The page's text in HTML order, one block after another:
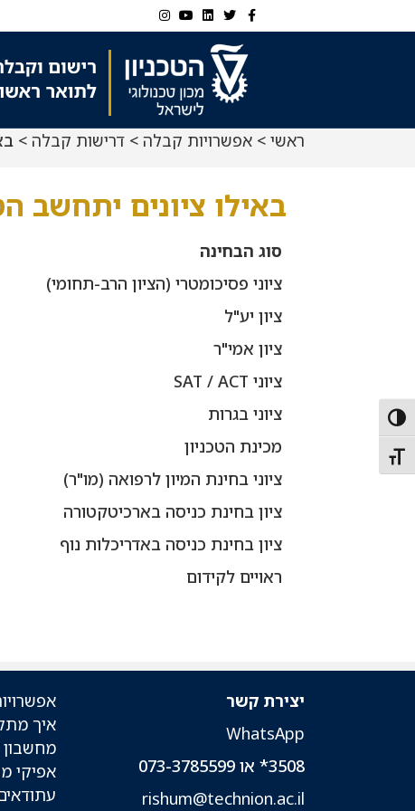
Toggle High Contrast
Toggle Font size
Facebook
Twitter
Linkedin
Youtube
Instagram
ראשי > אפשרויות קבלה > דרישות קבלה >
באילו ציונים יתחשב
סוג הבחינה
ציוני פסיכומטרי (הציון הרב-תחומי)
ציון יע"ל
ציון אמי"ר
ציוני SAT / ACT
ציוני בגרות
מכינת הטכניון
ציוני בחינת המיון לרפואה (מו"ר)
ציון בחינת כניסה בארכיטקטורה
ציון בחינת כניסה באדריכלות נוף
ראויים לקידום
יצירת קשר
WhatsApp
3508* או 073-3785599
rishum@technion.ac.il
איך
אפיקי